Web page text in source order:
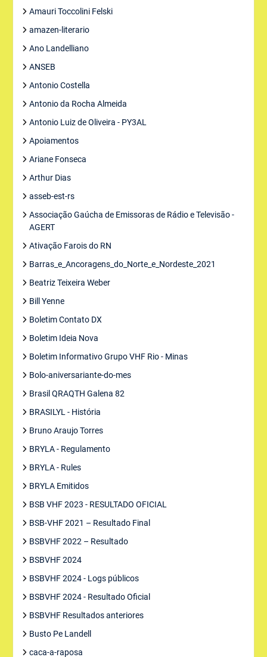
Amauri Toccolini Felski
amazen-literario
Ano Landelliano
ANSEB
Antonio Costella
Antonio da Rocha Almeida
Antonio Luiz de Oliveira - PY3AL
Apoiamentos
Ariane Fonseca
Arthur Dias
asseb-est-rs
Associação Gaúcha de Emissoras de Rádio e Televisão -
AGERT
Ativação Farois do RN
Barras_e_Ancoragens_do_Norte_e_Nordeste_2021
Beatriz Teixeira Weber
Bill Yenne
Boletim Contato DX
Boletim Ideia Nova
Boletim Informativo Grupo VHF Rio - Minas
Bolo-aniversariante-do-mes
Brasil QRAQTH Galena 82
BRASILYL - História
Bruno Araujo Torres
BRYLA - Regulamento
BRYLA - Rules
BRYLA Emitidos
BSB VHF 2023 - RESULTADO OFICIAL
BSB-VHF 2021 – Resultado Final
BSBVHF 2022 – Resultado
BSBVHF 2024
BSBVHF 2024 - Logs públicos
BSBVHF 2024 - Resultado Oficial
BSBVHF Resultados anteriores
Busto Pe Landell
caca-a-raposa